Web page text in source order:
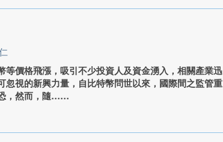
等價格飛漲，吸引不少投資人及資金湧入，相關產業迅
忽視的新興力量，自比特幣問世以來，國際間之監管重
，然而，隨...